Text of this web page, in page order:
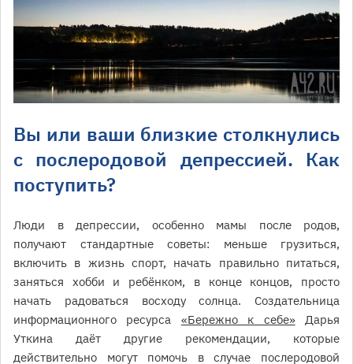
Вы или ваши близкие столкнулись
с послеродовой депрессией. Как
поступить?
Люди в депрессии, особенно мамы после родов,
получают стандартные советы: меньше грузиться,
включить в жизнь спорт, начать правильно питаться,
заняться хобби и ребёнком, в конце концов, просто
начать радоваться восходу солнца. Создательница
информационного ресурса «Бережно к себе» Дарья
Уткина даёт другие рекомендации, которые
действительно могут помочь в случае послеродовой